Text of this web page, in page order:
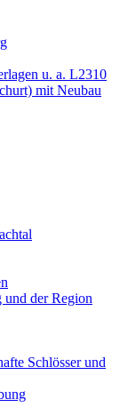
u. a. L2310
mit Neubau
und der Region
Schlösser und